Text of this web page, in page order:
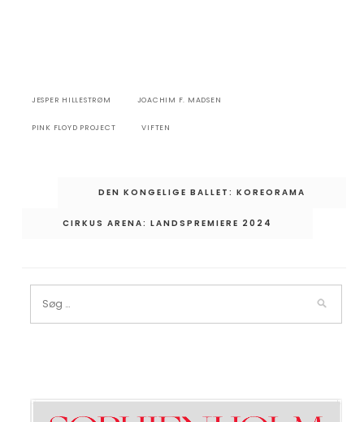
JESPER HILLESTRØM JOACHIM F. MADSEN
PINK FLOYD PROJECT VIFTEN
IndlægsnavigationDEN KONGELIGE BALLET: KOREORAMA
CIRKUS ARENA: LANDSPREMIERE 2024